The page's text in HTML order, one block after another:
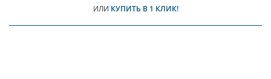
ИЛИ КУПИТЬ В 1 КЛИК!